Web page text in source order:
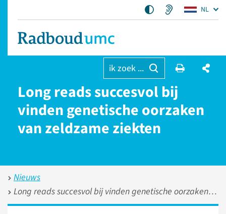
NL
ik zoek ...
Long reads succesvol bij
vinden genetische oorzaken
van zeldzame ziekten
Nieuws
Long reads succesvol bij vinden genetische oorzaken van zeldzame ziekten